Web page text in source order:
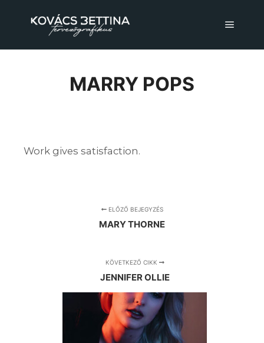
MARRY POPS
Work gives satisfaction.
ELŐZŐ BEJEGYZÉS
MARY THORNE
KÖVETKEZŐ CIKK
JENNIFER OLLIE